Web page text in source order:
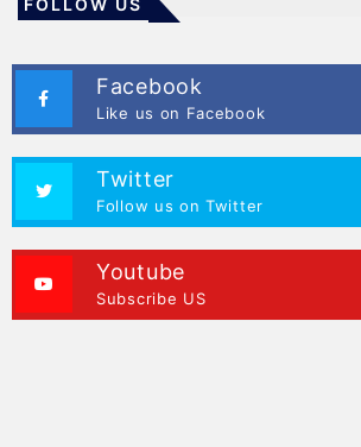
FOLLOW US
Facebook
Like us on Facebook
Twitter
Follow us on Twitter
Youtube
Subscribe US